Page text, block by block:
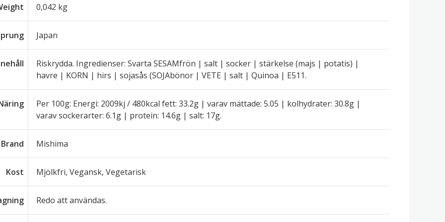
0,042 kg
Japan
Riskrydda. Ingredienser: Svarta SESAMfrön | salt | socker | stärkelse (majs | potatis) |
havre | KORN | hirs | sojasås (SOJAbönor | VETE | salt | Quinoa | E511.
Per 100g: Energi: 2009kj / 480kcal fett: 33.2g | varav mättade: 5.05 | kolhydrater: 30.8g |
varav sockerarter: 6.1g | protein: 14.6g | salt: 17g.
Brand Mishima
Kost Mjölkfri, Vegansk, Vegetarisk
Redo att användas.